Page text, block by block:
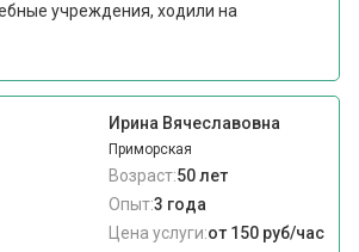
учреждения, ходили на
Ирина Вячеславовна
Приморская
Возраст:50 лет
Опыт:3 года
Цена услуги:от 150 руб/час